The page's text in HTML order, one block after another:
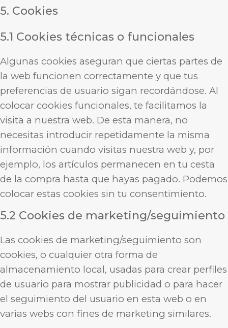
5. Cookies
5.1 Cookies técnicas o funcionales
Algunas cookies aseguran que ciertas partes de
la web funcionen correctamente y que tus
preferencias de usuario sigan recordándose. Al
colocar cookies funcionales, te facilitamos la
visita a nuestra web. De esta manera, no
necesitas introducir repetidamente la misma
información cuando visitas nuestra web y, por
ejemplo, los artículos permanecen en tu cesta
de la compra hasta que hayas pagado. Podemos
colocar estas cookies sin tu consentimiento.
5.2 Cookies de marketing/seguimiento
Las cookies de marketing/seguimiento son
cookies, o cualquier otra forma de
almacenamiento local, usadas para crear perfiles
de usuario para mostrar publicidad o para hacer
el seguimiento del usuario en esta web o en
varias webs con fines de marketing similares.